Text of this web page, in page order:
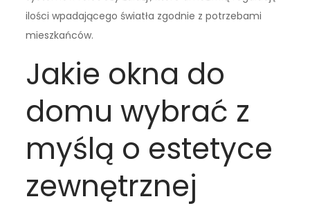
ilości wpadającego światła zgodnie z potrzebami
mieszkańców.
Jakie okna do
domu wybrać z
myślą o estetyce
zewnętrznej